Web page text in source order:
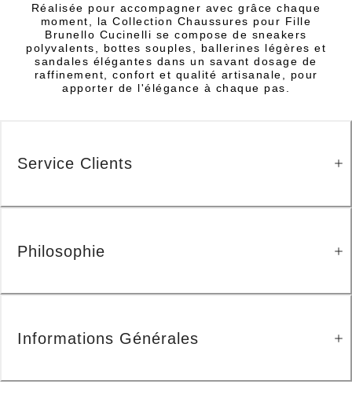
Réalisée pour accompagner avec grâce chaque
moment, la Collection Chaussures pour Fille
Brunello Cucinelli se compose de sneakers
polyvalents, bottes souples, ballerines légères et
sandales élégantes dans un savant dosage de
raffinement, confort et qualité artisanale, pour
apporter de l'élégance à chaque pas.
Service Clients
Philosophie
Informations Générales